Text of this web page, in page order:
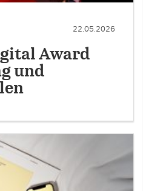
22.05.2026
Award
und